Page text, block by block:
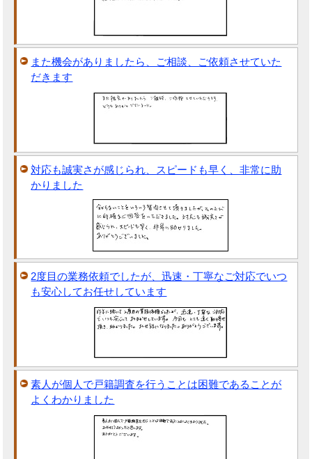
また機会がありましたら、ご相談、ご依頼させていた
だきます
対応も誠実さが感じられ、スピードも早く、非常に助
かりました
2度目の業務依頼でしたが、迅速・丁寧なご対応でいつ
も安心してお任せしています
素人が個人で戸籍調査を行うことは困難であることが
よくわかりました